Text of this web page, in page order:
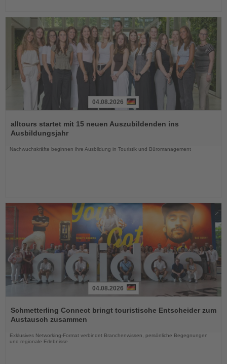
Sie
die
04.08.2026
alltours startet mit 15 neuen Auszubildenden ins
Ausbildungsjahr
Nachwuchskräfte beginnen ihre Ausbildung in Touristik und Büromanagement
Sie
die
04.08.2026
Schmetterling Connect bringt touristische Entscheider zum
Austausch zusammen
Exklusives Networking-Format verbindet Branchenwissen, persönliche Begegnungen
und regionale Erlebnisse